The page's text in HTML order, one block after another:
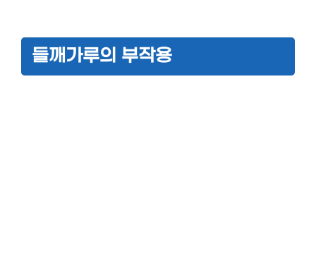
들깨가루의 부작용